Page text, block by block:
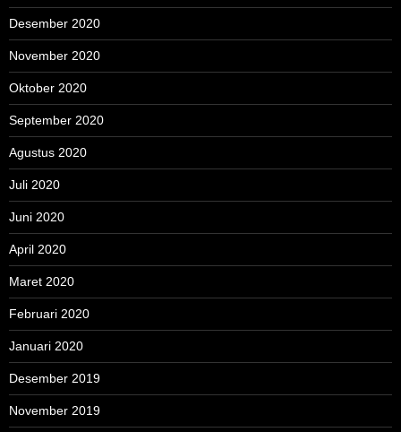
Desember 2020
November 2020
Oktober 2020
September 2020
Agustus 2020
Juli 2020
Juni 2020
April 2020
Maret 2020
Februari 2020
Januari 2020
Desember 2019
November 2019